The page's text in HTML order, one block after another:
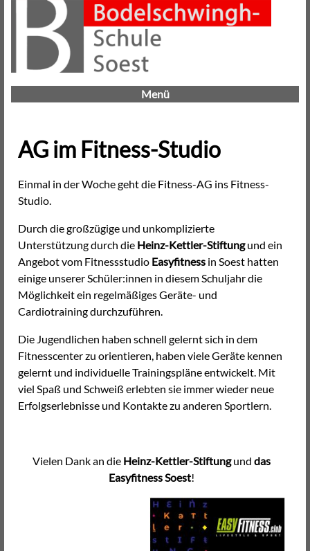
Menü
AG im Fitness-Studio
Einmal in der Woche geht die Fitness-AG ins Fitness-
Studio.
Durch die großzügige und unkomplizierte
Unterstützung durch die Heinz-Kettler-Stiftungund ein
Angebot vom Fitnessstudio Easyfitness in Soest hatten
einige unserer Schüler:innen in diesem Schuljahr die
Möglichkeit ein regelmäßiges Geräte- und
Cardiotraining durchzuführen.
Die Jugendlichen haben schnell gelernt sich in dem
Fitnesscenter zu orientieren, haben viele Geräte kennen
gelernt und individuelle Trainingspläne entwickelt. Mit
viel Spaß und Schweiß erlebten sie immer wieder neue
Erfolgserlebnisse und Kontakte zu anderen Sportlern.
Vielen Dank an die Heinz-Kettler-Stiftungund das
Easyfitness Soest!